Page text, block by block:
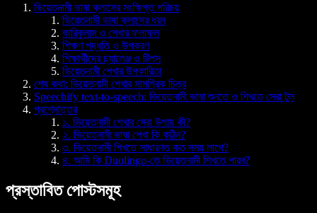
ভিয়েতনামী ভাষা ক্লাসের সংক্ষিপ্ত পরিচয়
ভিয়েতনামী ভাষা ক্লাসের ধরন
কারিকুলাম ও শেখার ফলাফল
শিক্ষণ পদ্ধতি ও উপকরণ
শিক্ষার্থীদের চ্যালেঞ্জ ও টিপস
ভিয়েতনামী শেখার উপকারিতা
শেষ কথা: ভিয়েতনামী শেখার সামগ্রিক চিত্র
Speechify text-to-speech: ভিয়েতনামী ভাষা শুনতে ও শিখতে সেরা টুল
প্রশ্নোত্তর
১. ভিয়েতনামী শেখার সেরা উপায় কী?
২. ভিয়েতনামী ভাষা শেখা কি কঠিন?
৩. ভিয়েতনামী শিখতে সাধারণত কত সময় লাগে?
৪. আমি কি Duolingo-তে ভিয়েতনামী শিখতে পারব?
প্রস্তাবিত পোস্টসমূহ